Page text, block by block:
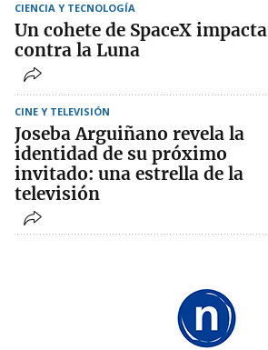
CIENCIA Y TECNOLOGÍA
Un cohete de SpaceX impacta
contra la Luna
CINE Y TELEVISIÓN
Joseba Arguiñano revela la
identidad de su próximo
invitado: una estrella de la
televisión